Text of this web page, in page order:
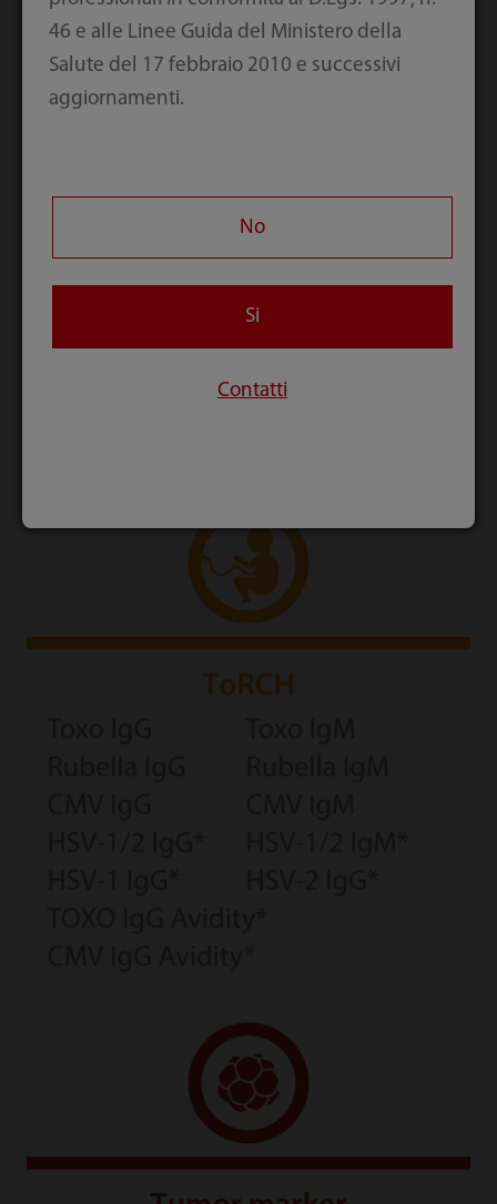
46 e alle Linee Guida del Ministero della
Salute del 17 febbraio 2010 e successivi
aggiornamenti.
No
Si
Contatti